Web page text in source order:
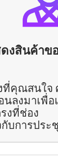
งสินค้าข
ที่คุณสนใจ
นลงมาเพื่อ
งที่ช่อง
บการประ